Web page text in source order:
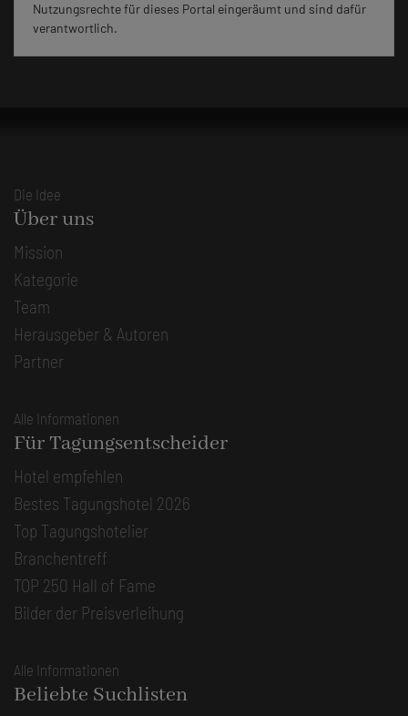
Nutzungsrechte für dieses Portal eingeräumt und sind dafür
verantwortlich.
Die Idee
Über uns
Mission
Kategorie
Team
Herausgeber & Autoren
Partner
Alle Informationen
Für Tagungsentscheider
Hotel empfehlen
Bestes Tagungshotel 2026
Top Tagungshotelier
Branchentreff
TOP 250 Hall of Fame
Bilder der Preisverleihung
Alle Informationen
Beliebte Suchlisten